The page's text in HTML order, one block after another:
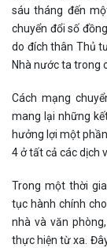
sáu tháng đến
chuyển đổi số
do đích thân Thủ
Nhà nước ta trong
Cách mạng
mang lại những
hưởng lợi một
4 ở tất cả các dịch
Trong một thời
tục hành chính
nhà và văn
thực hiện từ xa.